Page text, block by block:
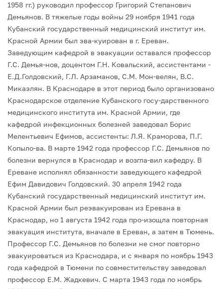
1958 гг.) руководил профессор Григорий Степанович
Демьянов. В тяжелые годы войны 29 ноября 1941 года
Кубанский государственный медицинский институт им.
Красной Армии был эва-куирован в г. Ереван.
Заведующим кафедрой в эвакуации оставался профессор
Г.С. Демья-нов, доцентом Г.Н. Ковальский, ассистентами -
Е.Д.Голдовский, Г.Л. Арзаманов, С.М. Мон-велян, В.С.
Микаэлян. В Краснодаре в этот период было организовано
Краснодарское отделение Кубанского госу-дарственного
медицинского института им. Красной Армии, где
кафедрой инфекционных болезней заведовал Борис
Мелентьевич Ефимов, ассистенты: Л.Я. Краморова, П.Г.
Копыло-ва. В марте 1942 года профессор Г.С. Демьянов по
болезни вернулся в Краснодар и возгла-вил кафедру. В
Ереване исполнял обязанности заведующего кафедрой
Ефим Давидович Голдовский. 30 апреля 1942 года
Кубанский государственный медицинский институт им.
Красной Армии был реэвакуирован из Еревана в
Краснодар, но 1 августа 1942 года про-изощла повторная
эвакуация института, вначале в Ереван, а затем в Тюмень.
Профессор Г.С. Демьянов по болезни не смог повторно
эвакуироваться из Краснодара, и с января по ноябрь 1943
года кафедрой в Тюмени по совместительству заведовал
профессор Е.М. Жадкевич. С марта 1943 года по ноябрь